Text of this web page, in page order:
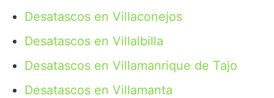
Desatascos en Villaconejos
Desatascos en Villalbilla
Desatascos en Villamanrique de Tajo
Desatascos en Villamanta